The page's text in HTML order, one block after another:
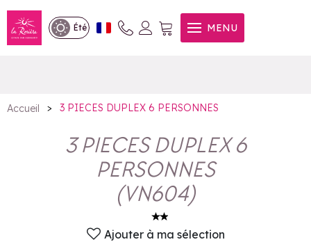
Été MENU
3 PIECES DUPLEX 6
PERSONNES
Accueil > 3 PIECES DUPLEX 6 PERSONNES
3 PIECES DUPLEX 6
PERSONNES
(VN604)
Ajouter à ma sélection